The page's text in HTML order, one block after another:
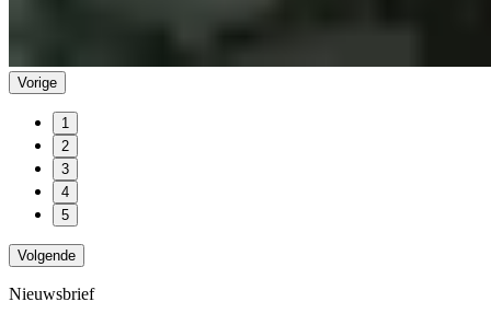
Vorige
1
2
3
4
5
Volgende
Nieuwsbrief